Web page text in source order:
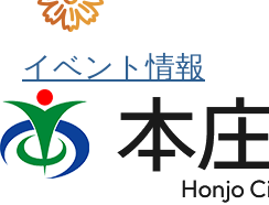
イベント情報
本
庄